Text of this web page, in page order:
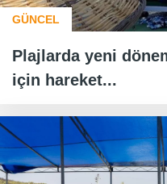
GÜNCEL
Plajlarda yeni
için hareket...